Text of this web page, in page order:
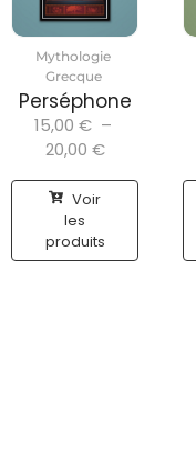
Mythologie
Grecque
Perséphone
15,00 € –
20,00 €
Voir
les
produits